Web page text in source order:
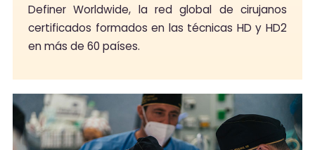
Definer Worldwide, la red global de cirujanos
certificados formados en las técnicas HD y HD2
en más de 60 países.